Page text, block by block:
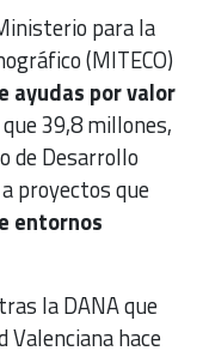
para la
(MITECO)
ayudas por valor
39,8 millones,
de Desarrollo
proyectos que
entornos
la DANA que
Valenciana hace